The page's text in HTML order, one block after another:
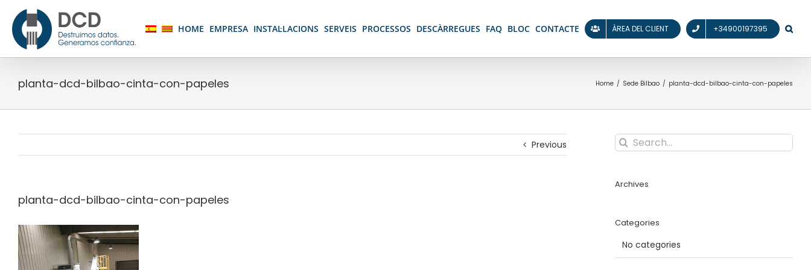
content
HOME EMPRESA INSTAL·LACIONS SERVEIS PROCESSOS DESCÀRREGUES FAQ BLOC CONTACTE ÀREA DEL CLIENT +34900197395
planta-dcd-bilbao-cinta-con-papeles Home / Sede Bilbao / planta-dcd-bilbao-cinta-con-papeles
Previous
planta-dcd-bilbao-cinta-con-papeles
Search
for:
Archives
Categories
No categories